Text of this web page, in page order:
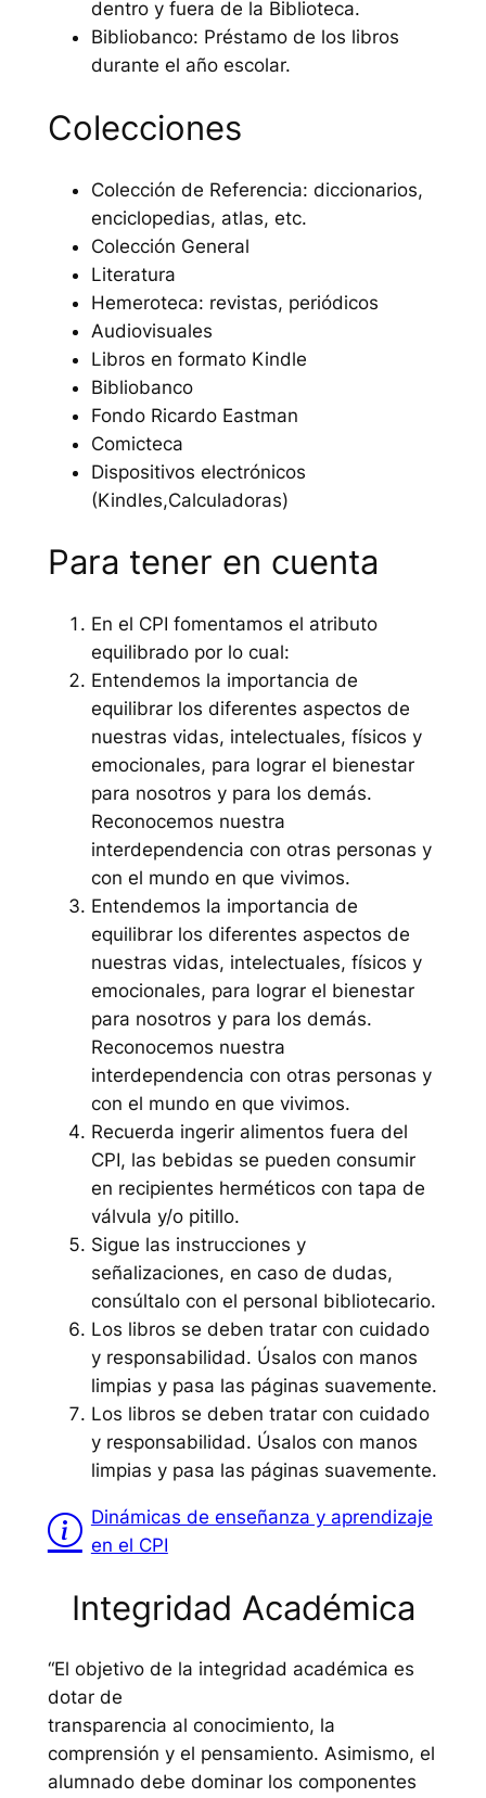
dentro y fuera de la Biblioteca.
Bibliobanco: Préstamo de los libros
durante el año escolar.
Colecciones
Colección de Referencia: diccionarios,
enciclopedias, atlas, etc.
Colección General
Literatura
Hemeroteca: revistas, periódicos
Audiovisuales
Libros en formato Kindle
Bibliobanco
Fondo Ricardo Eastman
Comicteca
Dispositivos electrónicos
(Kindles,Calculadoras)
Para tener en cuenta
En el CPI fomentamos el atributo
equilibrado por lo cual:
Entendemos la importancia de
equilibrar los diferentes aspectos de
nuestras vidas, intelectuales, físicos y
emocionales, para lograr el bienestar
para nosotros y para los demás.
Reconocemos nuestra
interdependencia con otras personas y
con el mundo en que vivimos.
Entendemos la importancia de
equilibrar los diferentes aspectos de
nuestras vidas, intelectuales, físicos y
emocionales, para lograr el bienestar
para nosotros y para los demás.
Reconocemos nuestra
interdependencia con otras personas y
con el mundo en que vivimos.
Recuerda ingerir alimentos fuera del
CPI, las bebidas se pueden consumir
en recipientes herméticos con tapa de
válvula y/o pitillo.
Sigue las instrucciones y
señalizaciones, en caso de dudas,
consúltalo con el personal bibliotecario.
Los libros se deben tratar con cuidado
y responsabilidad. Úsalos con manos
limpias y pasa las páginas suavemente.
Los libros se deben tratar con cuidado
y responsabilidad. Úsalos con manos
limpias y pasa las páginas suavemente.
Dinámicas de enseñanza y aprendizaje
en el CPI
Integridad Académica
“El objetivo de la integridad académica es
dotar de
transparencia al conocimiento, la
comprensión y el pensamiento. Asimismo, el
alumnado debe dominar los componentes